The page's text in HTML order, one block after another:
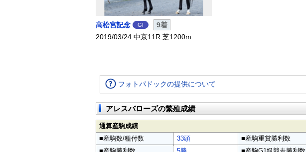
高松宮記念 GI
9着
2019/03/24 中京11R 芝1200m
フォトパドックの提供について
アレスバローズの繁殖成績
通算産駒成績
■産駒数/種付数 33頭 ■産駒重賞勝利数